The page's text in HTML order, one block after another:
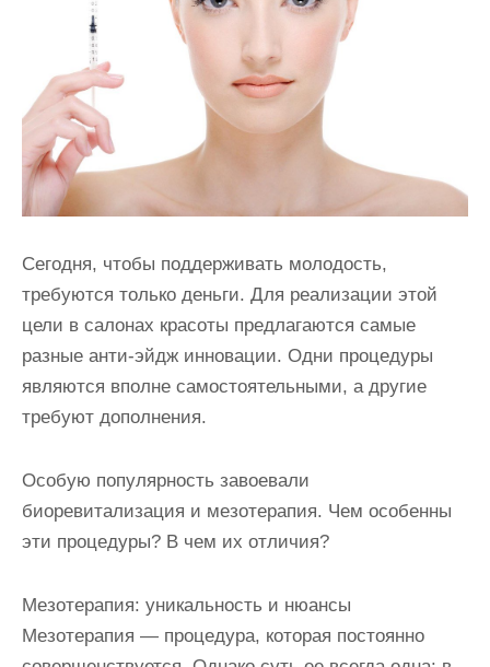
Сегодня, чтобы поддерживать молодость,
требуются только деньги. Для реализации этой
цели в салонах красоты предлагаются самые
разные анти-эйдж инновации. Одни процедуры
являются вполне самостоятельными, а другие
требуют дополнения.
Особую популярность завоевали
биоревитализация и мезотерапия. Чем особенны
эти процедуры? В чем их отличия?
Мезотерапия: уникальность и нюансы
Мезотерапия — процедура, которая постоянно